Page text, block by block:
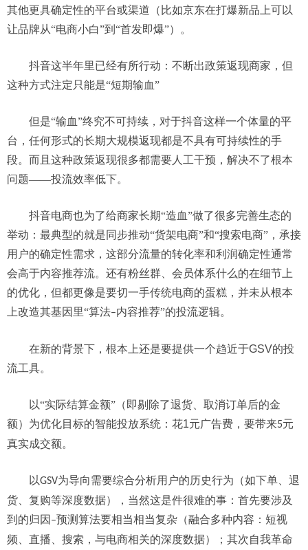
其他更具确定性的平台或渠道 （比如京东在打爆新品上可以
让品牌从“电商小白”到“首发即爆”）。
抖音这半年里已经有所行动：不断出政策返现商家，但
这种方式注定只能是“短期输血”
但是“输血”终究不可持续 ， 对于抖音这样一个体量的平
台，任何形式的长期大规模返现都是不具有可持续性的手
段。 而且这种政策返现很多都需要人工干预， 解决不了根本
问题——投流效率低下。
抖音电商也为了给商家长期“造血”做了很多完善生态的
举动：最典型的就是同步推动“货架电商”和“搜索电商”， 承接
用户的确定性需求 ， 这部分流量的转化率和利润确定性通常
会高于内容推荐流。 还有粉丝群、会员体系什么的在细节上
的优化， 但都更像是要切一手传统电商的蛋糕 ，并未从根本
上改造其基因里“算法–内容推荐”的投流逻辑。
在新的背景下，根本上还是要提供一个趋近于GSV的投
流工具。
以“实际结算金额” （即剔除了退货、取消订单后的金
额）为优化目标的智能投放系统 ： 花1元广告费，要带来5元
真实成交额。
以GSV为导向需要综合分析用户的历史行为（如下单、退
货、复购等深度数据）
，当然这是件很难的事：首先要涉及
到的归因 –预测算法要相当相当复杂 （融合多种内容： 短视
频、直播、搜索 ，与电商相关的深度数据）
；其次自我革命